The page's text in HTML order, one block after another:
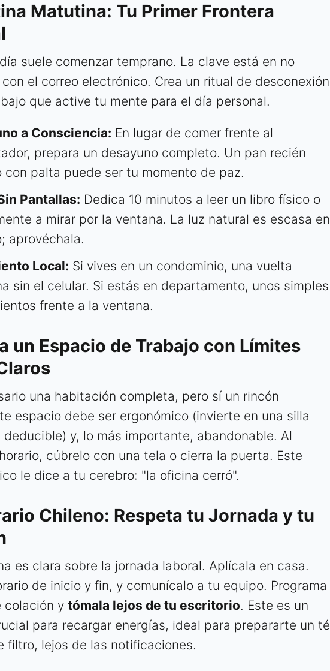
Matutina: Tu Primer Frontera
suele comenzar temprano. La clave está en no
el correo electrónico. Crea un ritual de desconexión
que active tu mente para el día personal.
a Consciencia: En lugar de comer frente al
prepara un desayuno completo. Un pan recién
con palta puede ser tu momento de paz.
Pantallas: Dedica 10 minutos a leer un libro físico o
a mirar por la ventana. La luz natural es escasa en
aprovéchala.
Local: Si vives en un condominio, una vuelta
sin el celular. Si estás en departamento, unos simples
frente a la ventana.
un Espacio de Trabajo con Límites
una habitación completa, pero sí un rincón
espacio debe ser ergonómico (invierte en una silla
y, lo más importante, abandonable. Al
cúbrelo con una tela o cierra la puerta. Este
le dice a tu cerebro: "la oficina cerró".
Chileno: Respeta tu Jornada y tu
es clara sobre la jornada laboral. Aplícala en casa.
de inicio y fin, y comunícalo a tu equipo. Programa
colación y tómala lejos de tu escritorio. Este es un
para recargar energías, ideal para prepararte un té
filtro, lejos de las notificaciones.